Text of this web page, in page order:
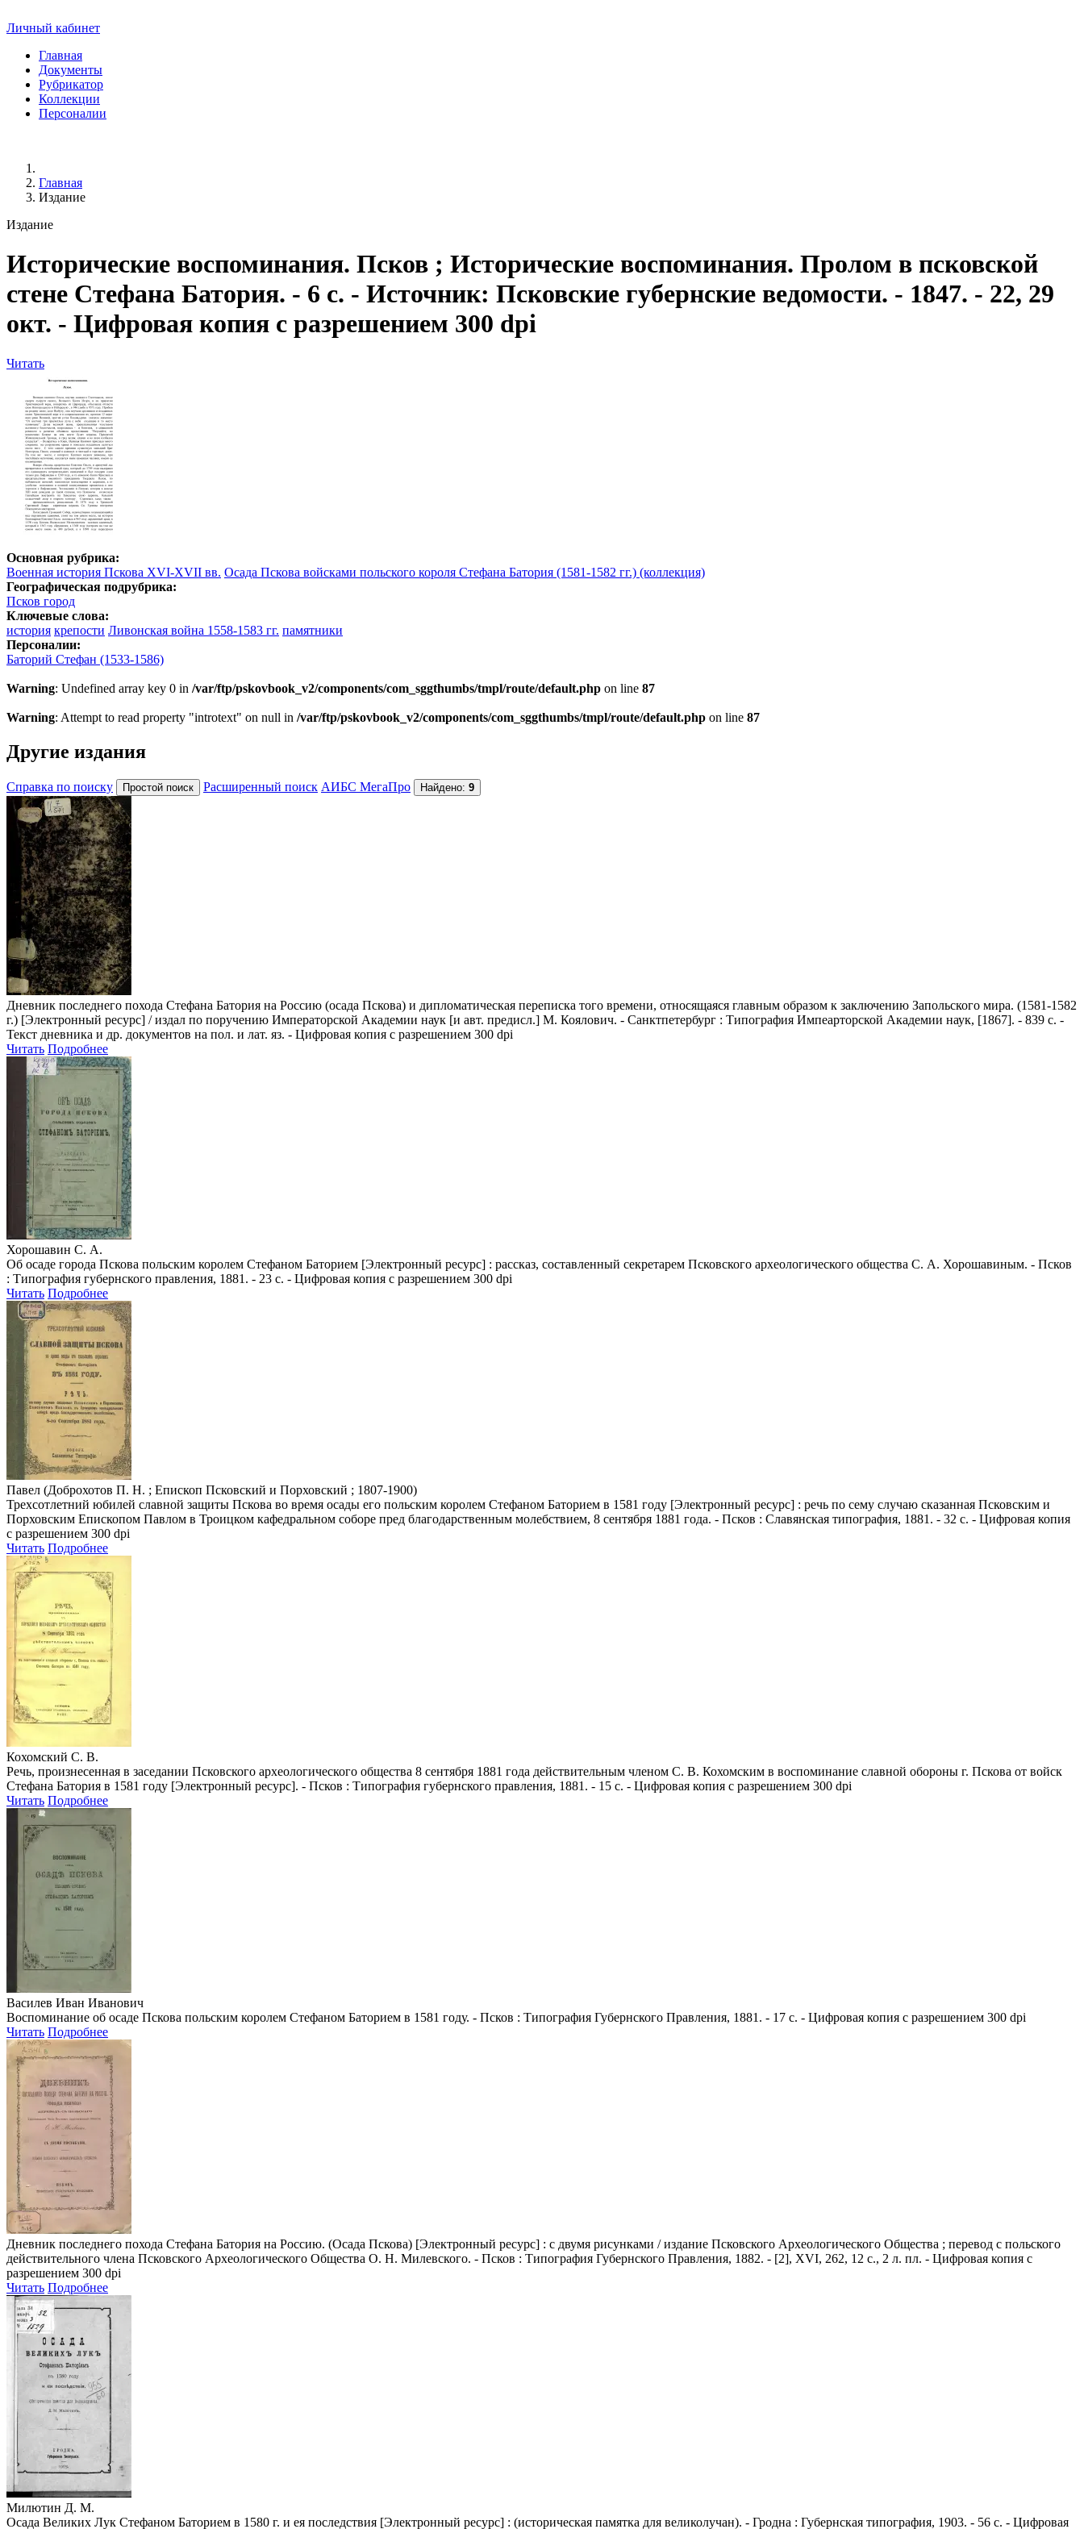
Личный кабинет
Главная
Документы
Рубрикатор
Коллекции
Персоналии
Главная
Издание
Издание
Исторические воспоминания. Псков ; Исторические воспоминания. Пролом в псковской
стене Стефана Батория. - 6 с. - Источник: Псковские губернские ведомости. - 1847. - 22, 29
окт. - Цифровая копия с разрешением 300 dpi
Читать
Основная рубрика:
Военная история Пскова XVI-XVII вв. Осада Пскова войсками польского короля Стефана Батория (1581-1582 гг.) (коллекция)
Географическая подрубрика:
Псков город
Ключевые слова:
история крепости Ливонская война 1558-1583 гг. памятники
Персоналии:
Баторий Стефан (1533-1586)
Warning: Undefined array key 0 in /var/ftp/pskovbook_v2/components/com_sggthumbs/tmpl/route/default.php on line 87
Warning: Attempt to read property "introtext" on null in /var/ftp/pskovbook_v2/components/com_sggthumbs/tmpl/route/default.php on line 87
Другие издания
Справка по поиску Расширенный поиск АИБС МегаПро Найдено: 9
Дневник последнего похода Стефана Батория на Россию (осада Пскова) и дипломатическая переписка того времени, относящаяся главным образом к заключению Запольского мира. (1581-1582
г.) [Электронный ресурс] / издал по поручению Императорской Академии наук [и авт. предисл.] М. Коялович. - Санктпетербург : Типография Импеарторской Академии наук, [1867]. - 839 с. -
Текст дневника и др. документов на пол. и лат. яз. - Цифровая копия с разрешением 300 dpi
Читать Подробнее
Хорошавин С. А.
Об осаде города Пскова польским королем Стефаном Баторием [Электронный ресурс] : рассказ, составленный секретарем Псковского археологического общества С. А. Хорошавиным. - Псков
: Типография губернского правления, 1881. - 23 с. - Цифровая копия с разрешением 300 dpi
Читать Подробнее
Павел (Доброхотов П. Н. ; Епископ Псковский и Порховский ; 1807-1900)
Трехсотлетний юбилей славной защиты Пскова во время осады его польским королем Стефаном Баторием в 1581 году [Электронный ресурс] : речь по сему случаю сказанная Псковским и
Порховским Епископом Павлом в Троицком кафедральном соборе пред благодарственным молебствием, 8 сентября 1881 года. - Псков : Славянская типография, 1881. - 32 с. - Цифровая копия
с разрешением 300 dpi
Читать Подробнее
Кохомский С. В.
Речь, произнесенная в заседании Псковского археологического общества 8 сентября 1881 года действительным членом С. В. Кохомским в воспоминание славной обороны г. Пскова от войск
Стефана Батория в 1581 году [Электронный ресурс]. - Псков : Типография губернского правления, 1881. - 15 с. - Цифровая копия с разрешением 300 dpi
Читать Подробнее
Василев Иван Иванович
Воспоминание об осаде Пскова польским королем Стефаном Баторием в 1581 году. - Псков : Типография Губернского Правления, 1881. - 17 с. - Цифровая копия с разрешением 300 dpi
Читать Подробнее
Дневник последнего похода Стефана Батория на Россию. (Осада Пскова) [Электронный ресурс] : с двумя рисунками / издание Псковского Археологического Общества ; перевод с польского
действительного члена Псковского Археологического Общества О. Н. Милевского. - Псков : Типография Губернского Правления, 1882. - [2], XVI, 262, 12 с., 2 л. пл. - Цифровая копия с
разрешением 300 dpi
Читать Подробнее
Милютин Д. М.
Осада Великих Лук Стефаном Баторием в 1580 г. и ея последствия [Электронный ресурс] : (историческая памятка для великолучан). - Гродна : Губернская типография, 1903. - 56 с. - Цифровая